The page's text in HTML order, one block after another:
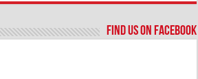
Find us on Facebook